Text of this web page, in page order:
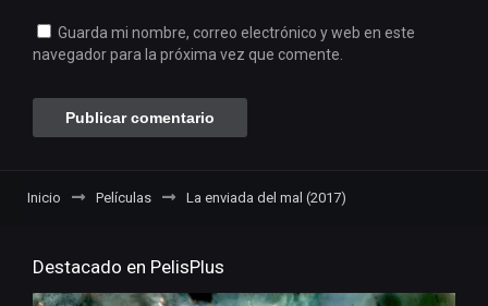
Guarda mi nombre, correo electrónico y web en este
navegador para la próxima vez que comente.
Inicio Películas La enviada del mal (2017)
Destacado en PelisPlus